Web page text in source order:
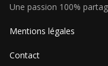
Une passion 100%
Mentions légales
Contact